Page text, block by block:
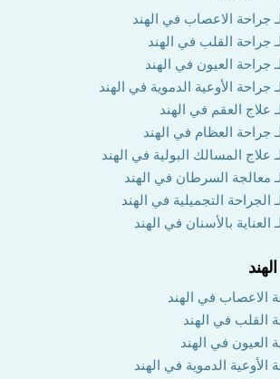
جراحة الاعصاب في الهند
جراحة القلب في الهند
العيون في الهند
الأوعية الدموية في الهند
العقم في الهند
العظام في الهند
المسالك البولية في الهند
معالجة السرطان في الهند
التجميلية في الهند
بالأسنان في الهند
الاعصاب في الهند
القلب في الهند
العيون في الهند
الأوعية الدموية في الهند